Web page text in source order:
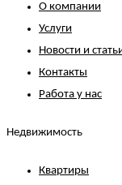
О компании
Услуги
Новости и
Контакты
Работа у нас
Недвижимость
Квартиры